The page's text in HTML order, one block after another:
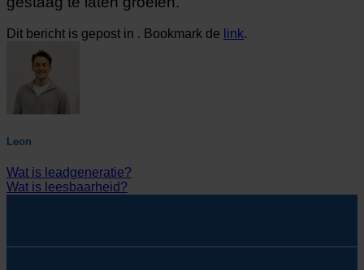
Dit bericht is gepost in . Bookmark de link.
Leon
Wat is leadgeneratie?
Wat is leesbaarheid?